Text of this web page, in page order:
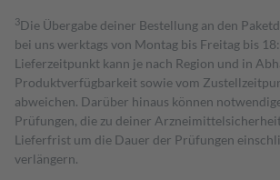
3Die Übergabe deiner Bestellung an den
bei uns werktags von Montag bis Freitag bis
Lieferzeitpunkt kann je nach Region und in
Produktverfügbarkeit sowie vom
abweichen. Darüber hinaus können
Prüfungen, die zu deiner
Lieferfrist um die Dauer der Prüfungen
verlängern.